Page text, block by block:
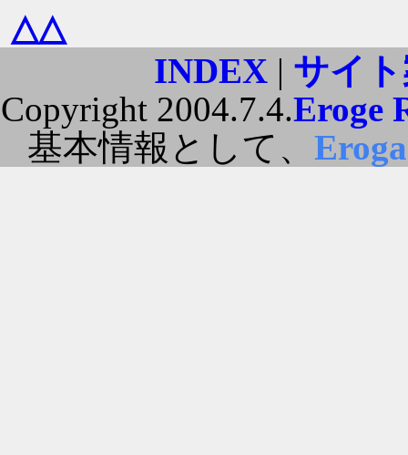
△△
INDEX| サイ
Copyright 2004.7.4.Eroge
基本情報として、